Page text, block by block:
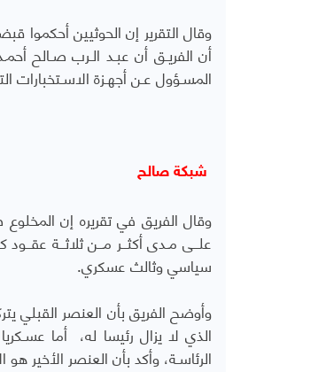
وقال التقرير إن الحوثيين أحكموا
أن الفريـق أن عبـد الـرب صـالح
المسـؤول عـن أجهـزة الاسـتخبارات
شبكة صالح
وقال الفريق في تقريره إن المخلوع
علــى مـدى أكثــر مــن ثلاثــة
سياسي وثالث عسكري.
وأوضح الفريق بأن العنصر القبلي
الذي لا يزال رئيسا له، أما
الرئاسـة، وأكد بأن العنصر الأخير